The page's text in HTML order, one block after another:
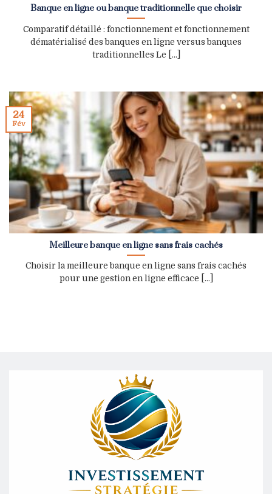
Banque en ligne ou banque traditionnelle que choisir
Comparatif détaillé : fonctionnement et fonctionnement
dématérialisé des banques en ligne versus banques
traditionnelles Le [...]
Meilleure banque en ligne sans frais cachés
Choisir la meilleure banque en ligne sans frais cachés
pour une gestion en ligne efficace [...]
24
Fév